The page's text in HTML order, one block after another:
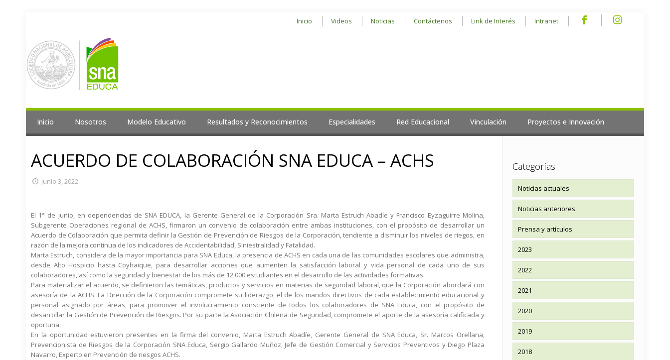
Inicio Videos Noticias Contáctenos Link de Interés Intranet
Inicio Nosotros Modelo Educativo Resultados y Reconocimientos Especialidades Red Educacional Vinculación Proyectos e Innovación
ACUERDO DE COLABORACIÓN SNA EDUCA – ACHS
junio 3, 2022
El 1° de junio, en dependencias de SNA EDUCA, la Gerente General de la Corporación Sra. Marta Estruch Abadíe y Francisco Eyzaguirre Molina,
Subgerente Operaciones regional de ACHS, firmaron un convenio de colaboración entre ambas instituciones, con el propósito de desarrollar un
Acuerdo de Colaboración que permita definir la Gestión de Prevención de Riesgos de la Corporación, tendiente a disminuir los niveles de riegos, en
razón de la mejora continua de los indicadores de Accidentabilidad, Siniestralidad y Fatalidad.
Marta Estruch, considera de la mayor importancia para SNA Educa, la presencia de ACHS en cada una de las comunidades escolares que administra,
desde Alto Hospicio hasta Coyhaique, para desarrollar acciones que aumenten la satisfacción laboral y vida personal de cada uno de sus
colaboradores, así como la seguridad y bienestar de los más de 12.000 estudiantes en el desarrollo de las actividades formativas.
Para materializar el acuerdo, se definieron las temáticas, productos y servicios en materias de seguridad laboral, que la Corporación abordará con
asesoría de la ACHS. La Dirección de la Corporación compromete su liderazgo, el de los mandos directivos de cada establecimiento educacional y
personal asignado por áreas, para promover el involucramiento consciente de todos los colaboradores de SNA Educa, con el propósito de
desarrollar la Gestión de Prevención de Riesgos. Por su parte la Asociación Chilena de Seguridad, compromete el aporte de la asesoría calificada y
oportuna.
En la oportunidad estuvieron presentes en la firma del convenio, Marta Estruch Abadíe, Gerente General de SNA Educa, Sr. Marcos Orellana,
Prevencionista de Riesgos de la Corporación SNA Educa, Sergio Gallardo Muñoz, Jefe de Gestión Comercial y Servicios Preventivos y Diego Plaza
Navarro, Experto en Prevención de riesgos ACHS.
Categorías
Noticias actuales
Noticias anteriores
Prensa y artículos
2023
2022
2021
2020
2019
2018